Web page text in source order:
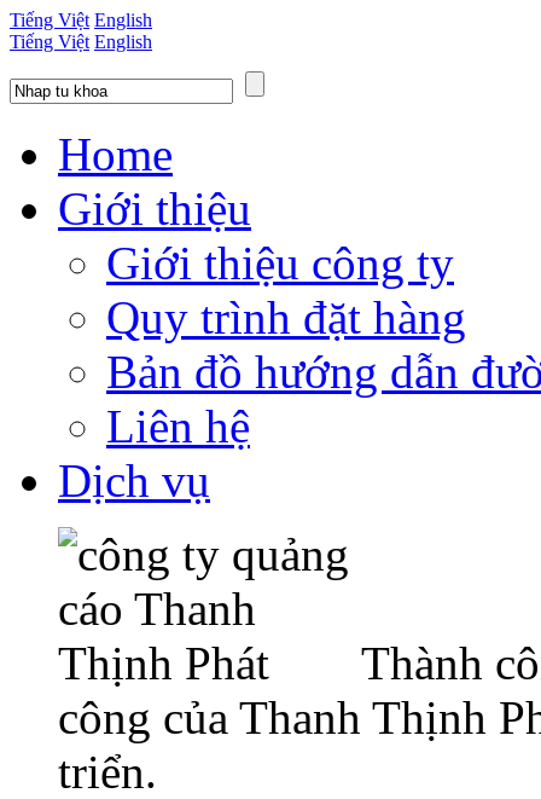
Tiếng Việt English
Tiếng Việt English
Home
Giới thiệu
Giới thiệu công ty
Quy trình đặt hàng
Bản đồ hướng dẫn
Liên hệ
Dịch vụ
Thành
công của Thanh Thịnh
triển.